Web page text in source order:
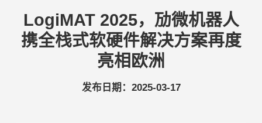
LogiMAT 2025，劢微机器人
携全栈式软硬件解决方案再度
亮相欧洲
发布日期：2025-03-17